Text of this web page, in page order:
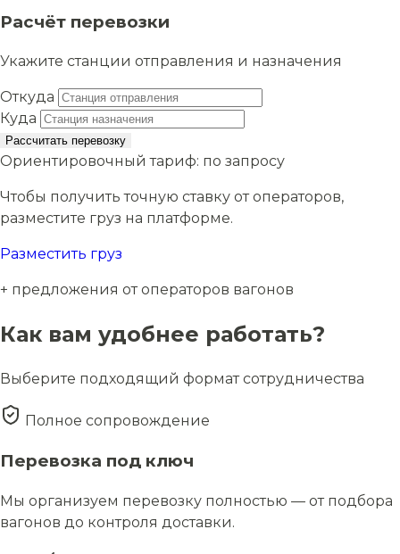
Расчёт перевозки
Укажите станции отправления и назначения
Откуда
Куда
Рассчитать перевозку
Ориентировочный тариф: по запросу
Чтобы получить точную ставку от операторов,
разместите груз на платформе.
Разместить груз
+ предложения от операторов вагонов
Как вам удобнее работать?
Выберите подходящий формат сотрудничества
Полное сопровождение
Перевозка под ключ
Мы организуем перевозку полностью — от подбора
вагонов до контроля доставки.